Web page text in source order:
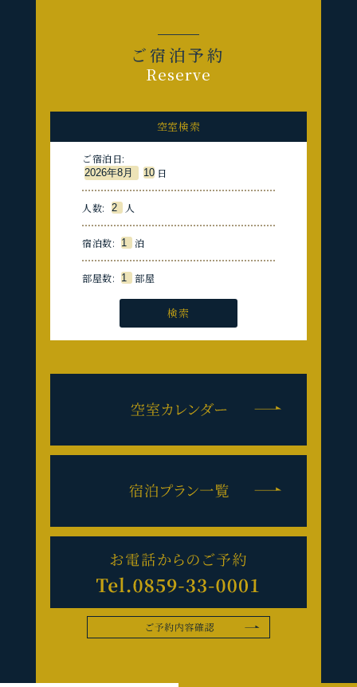
ご宿泊予約
Reserve
空室検索
ご宿泊日:
日
人数: 人
宿泊数: 泊
部屋数: 部屋
検索